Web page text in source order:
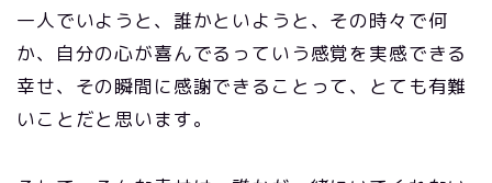
一人でいようと、誰かといようと、その時々で何
か、自分の心が喜んでるっていう感覚を実感できる
幸せ、その瞬間に感謝できることって、とても有難
いことだと思います。